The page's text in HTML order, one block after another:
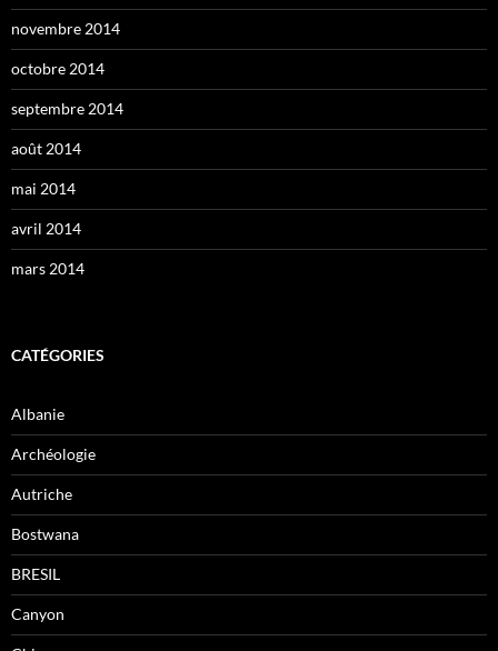
novembre 2014
octobre 2014
septembre 2014
août 2014
mai 2014
avril 2014
mars 2014
CATÉGORIES
Albanie
Archéologie
Autriche
Bostwana
BRESIL
Canyon